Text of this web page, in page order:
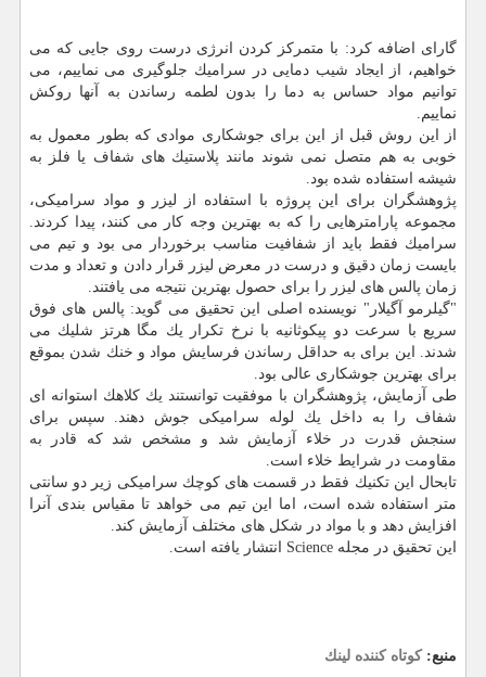
گارای اضافه كرد: با متمركز كردن انرژی درست روی جایی كه می
خواهیم، از ایجاد شیب دمایی در سرامیك جلوگیری می نماییم، می
توانیم مواد حساس به دما را بدون لطمه رساندن به آنها روكش
نماییم.
از این روش قبل از این برای جوشكاری موادی كه بطور معمول به
خوبی به هم متصل نمی شوند مانند پلاستیك های شفاف یا فلز به
شیشه استفاده شده بود.
پژوهشگران برای این پروژه با استفاده از لیزر و مواد سرامیكی،
مجموعه پارامترهایی را كه به بهترین وجه كار می كنند، پیدا كردند.
سرامیك فقط باید از شفافیت مناسب برخوردار می بود و تیم می
بایست زمان دقیق و درست در معرض لیزر قرار دادن و تعداد و مدت
زمان پالس های لیزر را برای حصول بهترین نتیجه می یافتند.
"گیلرمو آگیلار" نویسنده اصلی این تحقیق می گوید: پالس های فوق
سریع با سرعت دو پیكوثانیه با نرخ تكرار یك مگا هرتز شلیك می
شدند. این برای به حداقل رساندن فرسایش مواد و خنك شدن بموقع
برای بهترین جوشكاری عالی بود.
طی آزمایش، پژوهشگران با موفقیت توانستند یك كلاهك استوانه ای
شفاف را به داخل یك لوله سرامیكی جوش دهند. سپس برای
سنجش قدرت در خلاء آزمایش شد و مشخص شد كه قادر به
مقاومت در شرایط خلاء است.
تابحال این تكنیك فقط در قسمت های كوچك سرامیكی زیر دو سانتی
متر استفاده شده است، اما این تیم می خواهد تا مقیاس بندی آنرا
افزایش دهد و با مواد در شكل های مختلف آزمایش كند.
این تحقیق در مجله Science انتشار یافته است.
منبع: كوتاه كننده لینك